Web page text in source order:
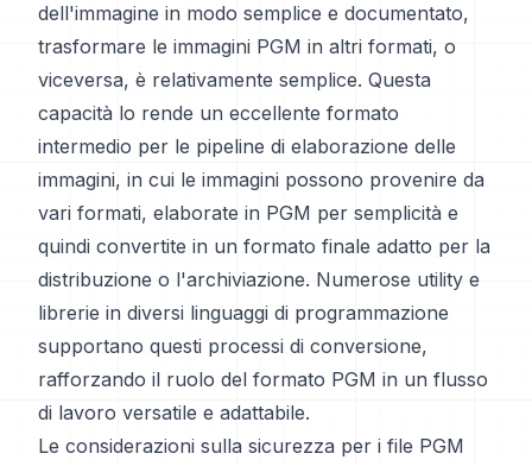
dell'immagine in modo semplice e documentato,
trasformare le immagini PGM in altri formati, o
viceversa, è relativamente semplice. Questa
capacità lo rende un eccellente formato
intermedio per le pipeline di elaborazione delle
immagini, in cui le immagini possono provenire da
vari formati, elaborate in PGM per semplicità e
quindi convertite in un formato finale adatto per la
distribuzione o l'archiviazione. Numerose utility e
librerie in diversi linguaggi di programmazione
supportano questi processi di conversione,
rafforzando il ruolo del formato PGM in un flusso
di lavoro versatile e adattabile.
Le considerazioni sulla sicurezza per i file PGM